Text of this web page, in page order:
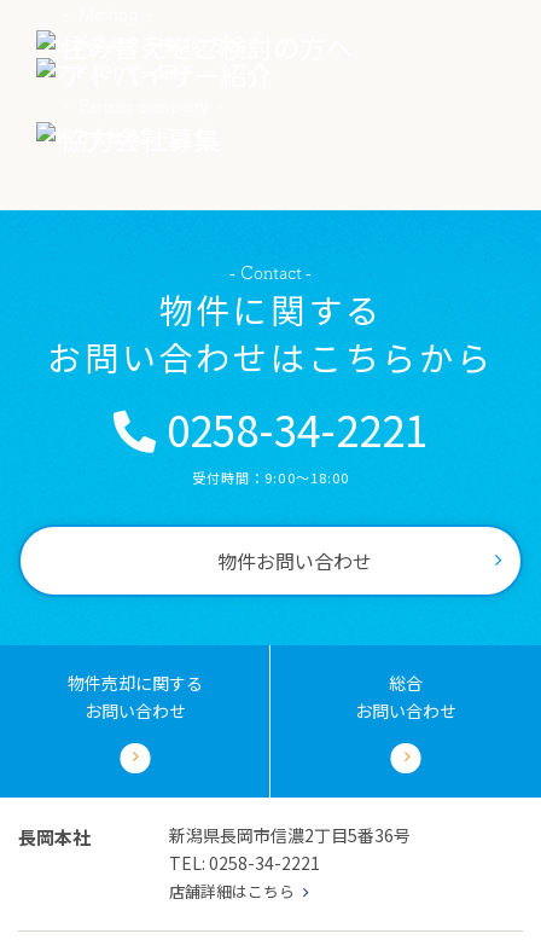
Contact
物件に関する
お問い合わせはこちらから
0258-34-2221
受付時間：9:00～18:00
物件お問い合わせ
物件売却に関する
お問い合わせ
総合
お問い合わせ
長岡本社
新潟県長岡市信濃2丁目5番36号
TEL: 0258-34-2221
店舗詳細はこちら